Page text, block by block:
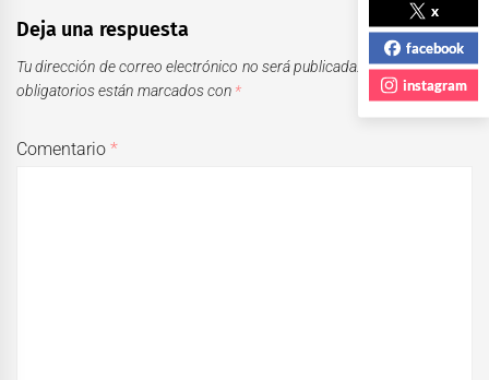
Deja una respuesta
Tu dirección de correo electrónico no será publicada.
Los campos
obligatorios están marcados con *
Comentario*
x
facebook
instagram